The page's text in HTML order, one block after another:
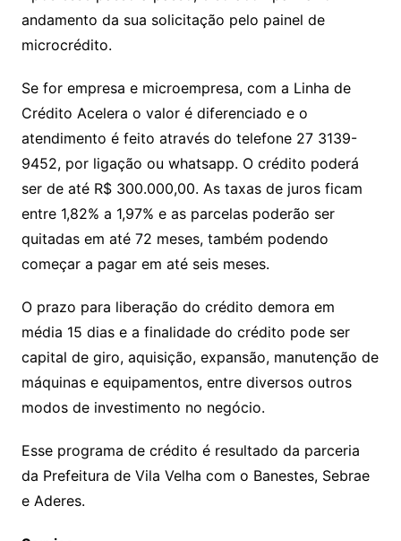
andamento da sua solicitação pelo painel de
microcrédito.
Se for empresa e microempresa, com a Linha de
Crédito Acelera o valor é diferenciado e o
atendimento é feito através do telefone 27 3139-
9452, por ligação ou whatsapp. O crédito poderá
ser de até R$ 300.000,00. As taxas de juros ficam
entre 1,82% a 1,97% e as parcelas poderão ser
quitadas em até 72 meses, também podendo
começar a pagar em até seis meses.
O prazo para liberação do crédito demora em
média 15 dias e a finalidade do crédito pode ser
capital de giro, aquisição, expansão, manutenção de
máquinas e equipamentos, entre diversos outros
modos de investimento no negócio.
Esse programa de crédito é resultado da parceria
da Prefeitura de Vila Velha com o Banestes, Sebrae
e Aderes.